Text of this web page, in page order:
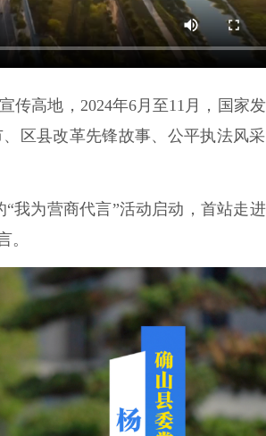
传高地，2024年6月至11月，国家
区县改革先锋故事、公平执法风
我为营商代言”活动启动，首站走
。